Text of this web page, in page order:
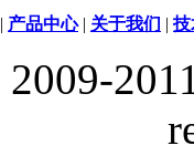
产品中心| 关于我们 | 技